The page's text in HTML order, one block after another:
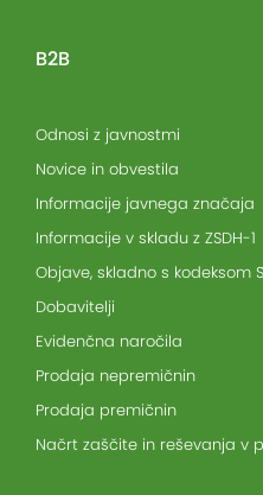
B2B
Odnosi z javnostmi
Novice in obvestila
Informacije javnega značaja
Informacije v skladu z ZSDH-1
Objave, skladno s kodeksom
Dobavitelji
Evidenčna naročila
Prodaja nepremičnin
Prodaja premičnin
Načrt zaščite in reševanja v